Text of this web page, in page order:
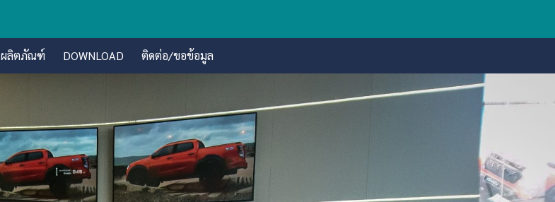
ผลิตภัณฑ์ DOWNLOAD ติดต่อ/ขอข้อมูล